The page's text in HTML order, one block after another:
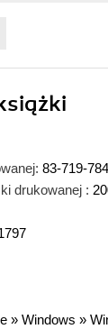
83-719-
drukowanej :
» Windows »